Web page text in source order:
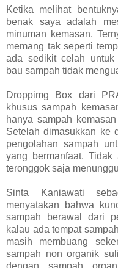
Ketika melihat
benak saya adalah
minuman kemasan.
memang tak seperti
ada sedikit celah untuk
bau sampah tidak
Droppimg Box dari
khusus sampah
hanya sampah
Setelah dimasukkan ke
pengolahan sampah
yang bermanfaat.
teronggok saja
Sinta Kaniawati
menyatakan bahwa
sampah berawal dari
kalau ada tempat
masih membuang
sampah non organik